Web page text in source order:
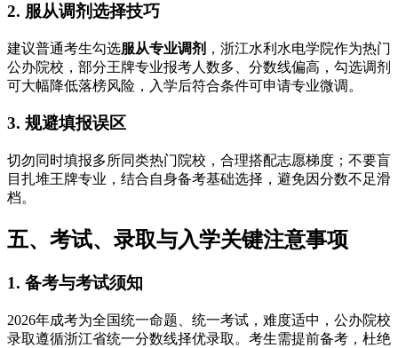
2. 服从调剂选择技巧
建议普通考生勾选服从专业调剂 ，浙江水利水电学院作为热门
公办院校，部分王牌专业报考人数多、分数线偏高，勾选调剂
可大幅降低落榜风险，入学后符合条件可申请专业微调。
3. 规避填报误区
切勿同时填报多所同类热门院校，合理搭配志愿梯度；不要盲
目扎堆王牌专业，结合自身备考基础选择，避免因分数不足滑
档。
五、考试、录取与入学关键注意事项
1. 备考与考试须知
2026年成考为全国统一命题、统一考试，难度适中，公办院校
录取遵循浙江省统一分数线择优录取。考生需提前备考，杜绝